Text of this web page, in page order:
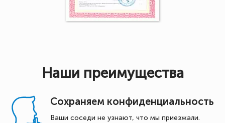
Наши преимущества
Сохраняем конфиденциальность
Ваши соседи не узнают, что мы приезжали.